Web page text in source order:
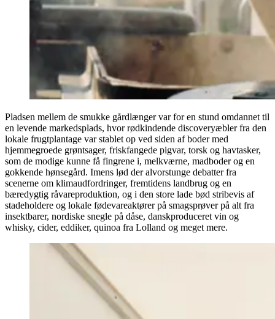
Pladsen mellem de smukke gårdlænger var for en stund omdannet til
en levende markedsplads, hvor rødkindende discoveryæbler fra den
lokale frugtplantage var stablet op ved siden af boder med
hjemmegroede grøntsager, friskfangede pigvar, torsk og havtasker,
som de modige kunne få fingrene i, melkværne, madboder og en
gokkende hønsegård. Imens lød der alvorstunge debatter fra
scenerne om klimaudfordringer, fremtidens landbrug og en
bæredygtig råvareproduktion, og i den store lade bød stribevis af
stadeholdere og lokale fødevareaktører på smagsprøver på alt fra
insektbarer, nordiske snegle på dåse, danskproduceret vin og
whisky, cider, eddiker, quinoa fra Lolland og meget mere.